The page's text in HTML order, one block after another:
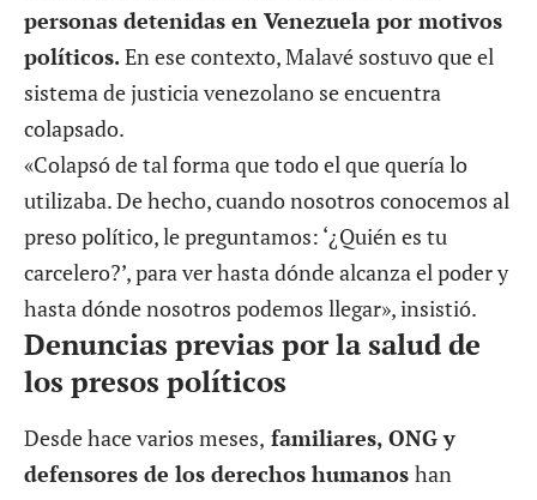
personas detenidas en Venezuela por motivos
políticos.En ese contexto, Malavé sostuvo que el
sistema de justicia venezolano se encuentra
colapsado.
«Colapsó de tal forma que todo el que quería lo
utilizaba. De hecho, cuando nosotros conocemos al
preso político, le preguntamos: ‘¿Quién es tu
carcelero?’, para ver hasta dónde alcanza el poder y
hasta dónde nosotros podemos llegar», insistió.
Denuncias previas por la salud de
los presos políticos
Desde hace varios meses, familiares, ONG y
defensores de los derechos humanos han